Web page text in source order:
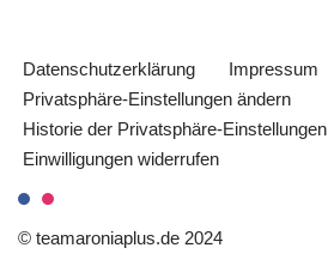
Datenschutzerklärung
Impressum
Privatsphäre-Einstellungen ändern
Historie der Privatsphäre-Einstellungen
Einwilligungen widerrufen
© teamaroniaplus.de 2024